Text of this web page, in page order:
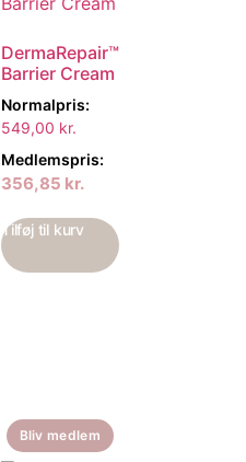
DermaRepair™
Barrier Cream
Normalpris:
549,00 kr.
Medlemspris:
356,85 kr.
Tilføj til kurv
Bliv medlem